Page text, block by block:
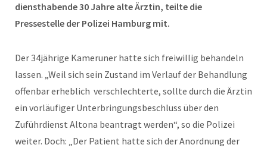
diensthabende 30 Jahre alte Ärztin, teilte die
Pressestelle der Polizei Hamburg mit.
Der 34jährige Kameruner hatte sich freiwillig behandeln
lassen. „Weil sich sein Zustand im Verlauf der Behandlung
offenbar erheblich verschlechterte, sollte durch die Ärztin
ein vorläufiger Unterbringungsbeschluss über den
Zuführdienst Altona beantragt werden“, so die Polizei
weiter. Doch: „Der Patient hatte sich der Anordnung der